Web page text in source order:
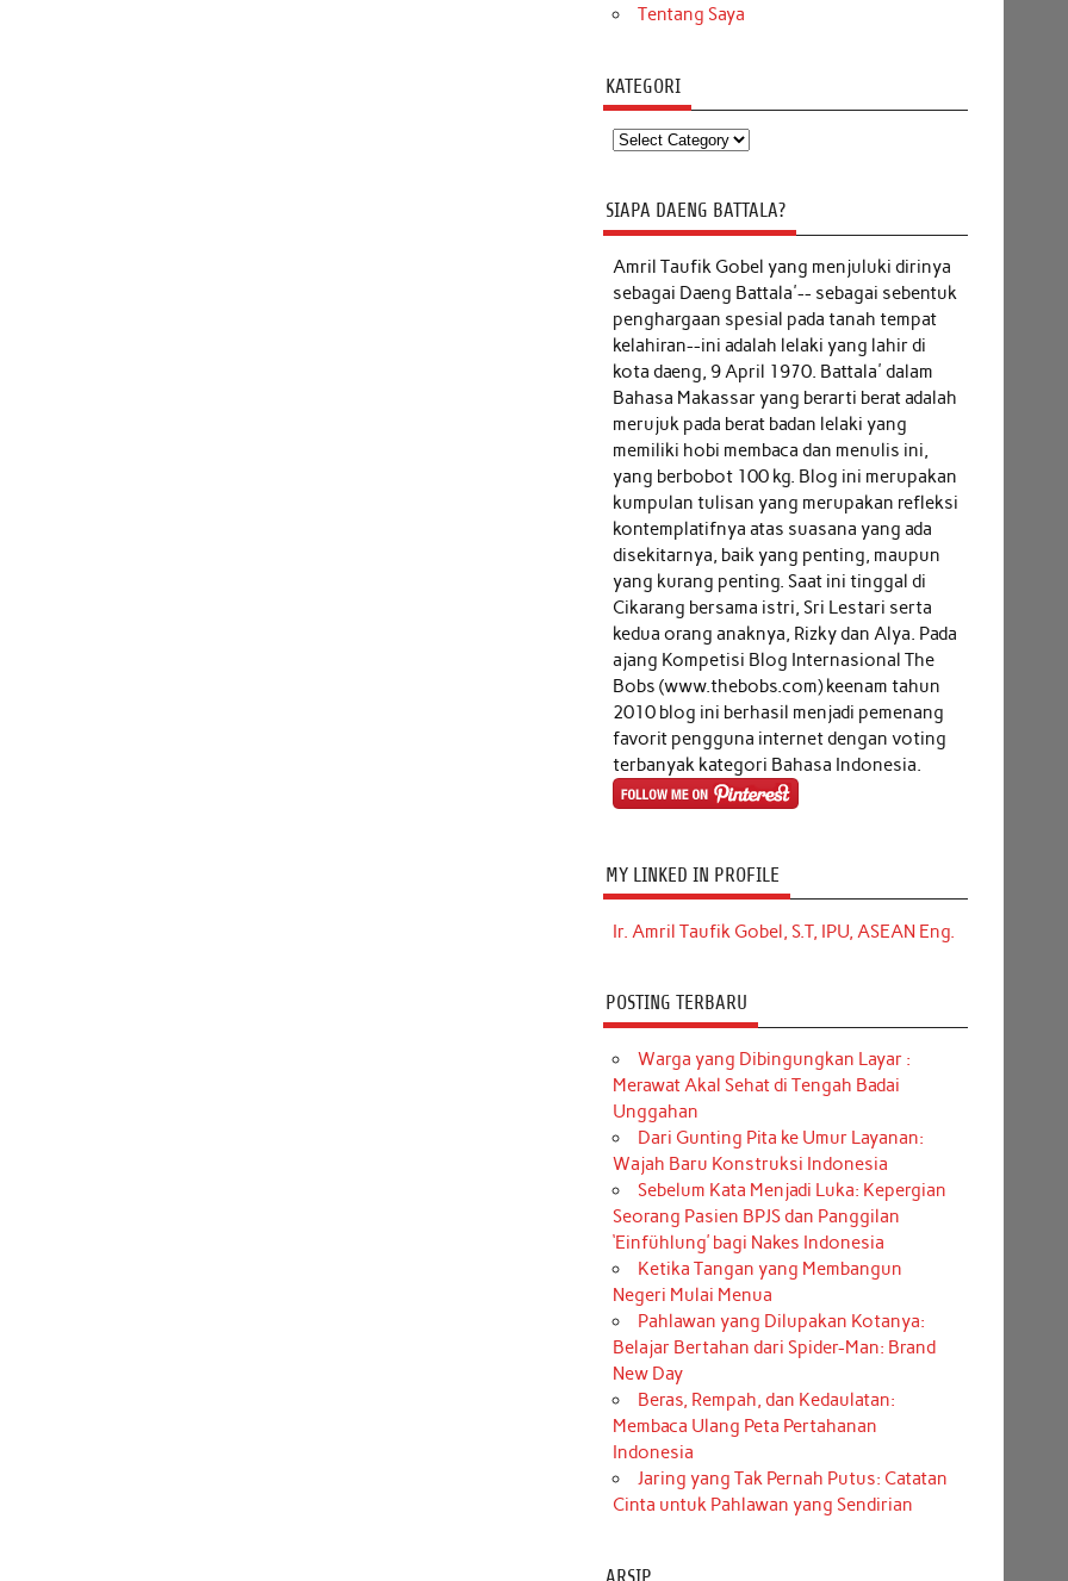
Tentang Saya
KATEGORI
Kategori
SIAPA DAENG BATTALA?
Amril Taufik Gobel yang menjuluki dirinya
sebagai Daeng Battala'-- sebagai sebentuk
penghargaan spesial pada tanah tempat
kelahiran--ini adalah lelaki yang lahir di
kota daeng, 9 April 1970. Battala' dalam
Bahasa Makassar yang berarti berat adalah
merujuk pada berat badan lelaki yang
memiliki hobi membaca dan menulis ini,
yang berbobot 100 kg. Blog ini merupakan
kumpulan tulisan yang merupakan refleksi
kontemplatifnya atas suasana yang ada
disekitarnya, baik yang penting, maupun
yang kurang penting. Saat ini tinggal di
Cikarang bersama istri, Sri Lestari serta
kedua orang anaknya, Rizky dan Alya. Pada
ajang Kompetisi Blog Internasional The
Bobs (www.thebobs.com) keenam tahun
2010 blog ini berhasil menjadi pemenang
favorit pengguna internet dengan voting
terbanyak kategori Bahasa Indonesia.
MY LINKED IN PROFILE
Ir. Amril Taufik Gobel, S.T, IPU, ASEAN Eng.
POSTING TERBARU
Warga yang Dibingungkan Layar :
Merawat Akal Sehat di Tengah Badai
Unggahan
Dari Gunting Pita ke Umur Layanan:
Wajah Baru Konstruksi Indonesia
Sebelum Kata Menjadi Luka: Kepergian
Seorang Pasien BPJS dan Panggilan
‘Einfühlung’ bagi Nakes Indonesia
Ketika Tangan yang Membangun
Negeri Mulai Menua
Pahlawan yang Dilupakan Kotanya:
Belajar Bertahan dari Spider-Man: Brand
New Day
Beras, Rempah, dan Kedaulatan:
Membaca Ulang Peta Pertahanan
Indonesia
Jaring yang Tak Pernah Putus: Catatan
Cinta untuk Pahlawan yang Sendirian